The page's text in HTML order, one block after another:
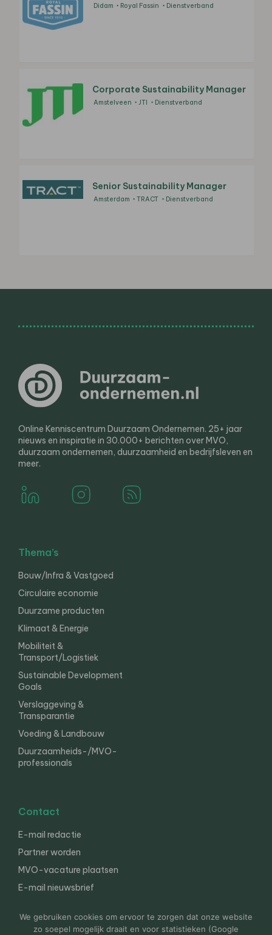
Didam Royal Fassin Dienstverband
Corporate Sustainability Manager
Amstelveen JTI Dienstverband
Senior Sustainability Manager
Amsterdam TRACT Dienstverband
Online Kenniscentrum Duurzaam Ondernemen. 25+ jaar
nieuws en inspiratie in 30.000+ berichten over MVO,
duurzaam ondernemen, duurzaamheid en bedrijfsleven en
meer.
Thema’s
Bouw/Infra & Vastgoed
Circulaire economie
Duurzame producten
Klimaat & Energie
Mobiliteit &
Transport/Logistiek
Sustainable Development
Goals
Verslaggeving &
Transparantie
Voeding & Landbouw
Duurzaamheids-/MVO-
professionals
Contact
E-mail redactie
Partner worden
MVO-vacature plaatsen
E-mail nieuwsbrief
We gebruiken cookies om ervoor te zorgen dat onze website
zo soepel mogelijk draait en voor statistieken (Google